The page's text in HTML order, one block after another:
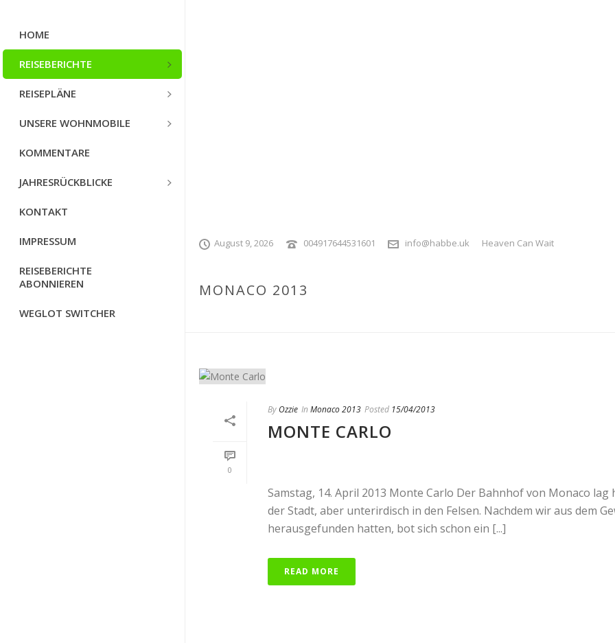
August 9, 2026 004917644531601 info@habbe.uk Heaven Can Wait
HOME
REISEBERICHTE
REISEPLÄNE
UNSERE WOHNMOBILE
KOMMENTARE
JAHRESRÜCKBLICKE
KONTAKT
IMPRESSUM
REISEBERICHTE
ABONNIEREN
WEGLOT SWITCHER
MONACO 2013
0
By Ozzie In Monaco 2013 Posted 15/04/2013
MONTE CARLO
Samstag, 14. April 2013 Monte Carlo Der Bahnhof von Monaco lag
der Stadt, aber unterirdisch in den Felsen. Nachdem wir aus dem
herausgefunden hatten, bot sich schon ein [...]
READ MORE